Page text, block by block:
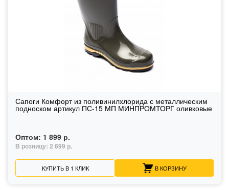
Сапоги Комфорт из поливинилхлорида с металлическим
подноском артикул ПС-15 МП МИНПРОМТОРГ оливковые
Оптом: 1 899 р.
В розницу: 2 699 р.
КУПИТЬ В 1 КЛИК В КОРЗИНУ